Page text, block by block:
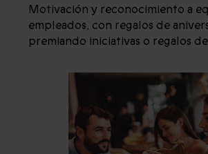
Motivación y reconocimiento a
empleados, con regalos de
premiando iniciativas o regalos